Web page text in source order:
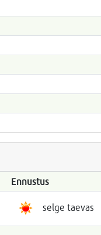
Ennustus
selge taevas